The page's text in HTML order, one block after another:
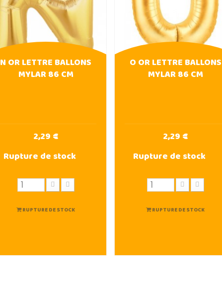
N OR LETTRE BALLONS
MYLAR 86 CM
2,29 €
Rupture de stock
RUPTURE DE STOCK
O OR LETTRE BALLONS
MYLAR 86 CM
2,29 €
Rupture de stock
RUPTURE DE STOCK